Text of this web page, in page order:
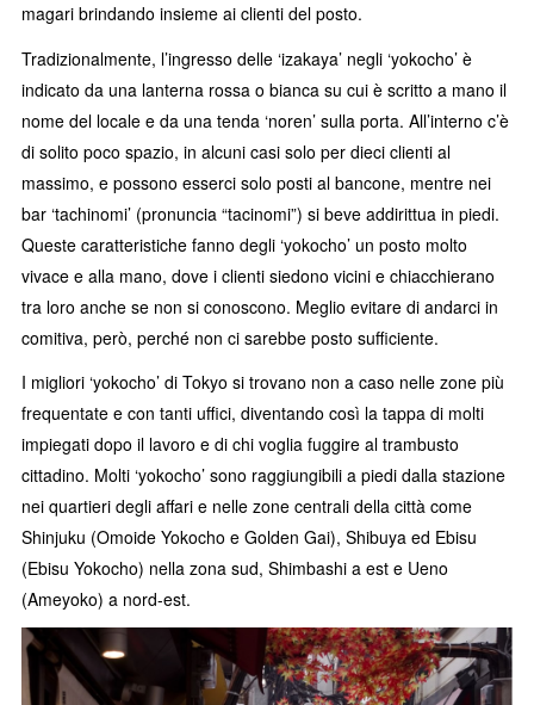
magari brindando insieme ai clienti del posto.
Tradizionalmente, l’ingresso delle ‘izakaya’ negli ‘yokocho’ è
indicato da una lanterna rossa o bianca su cui è scritto a mano il
nome del locale e da una tenda ‘noren’ sulla porta. All’interno c’è
di solito poco spazio, in alcuni casi solo per dieci clienti al
massimo, e possono esserci solo posti al bancone, mentre nei
bar ‘tachinomi’ (pronuncia “tacinomi”) si beve addirittua in piedi.
Queste caratteristiche fanno degli ‘yokocho’ un posto molto
vivace e alla mano, dove i clienti siedono vicini e chiacchierano
tra loro anche se non si conoscono. Meglio evitare di andarci in
comitiva, però, perché non ci sarebbe posto sufficiente.
I migliori ‘yokocho’ di Tokyo si trovano non a caso nelle zone più
frequentate e con tanti uffici, diventando così la tappa di molti
impiegati dopo il lavoro e di chi voglia fuggire al trambusto
cittadino. Molti ‘yokocho’ sono raggiungibili a piedi dalla stazione
nei quartieri degli affari e nelle zone centrali della città come
Shinjuku (Omoide Yokocho e Golden Gai), Shibuya ed Ebisu
(Ebisu Yokocho) nella zona sud, Shimbashi a est e Ueno
(Ameyoko) a nord-est.